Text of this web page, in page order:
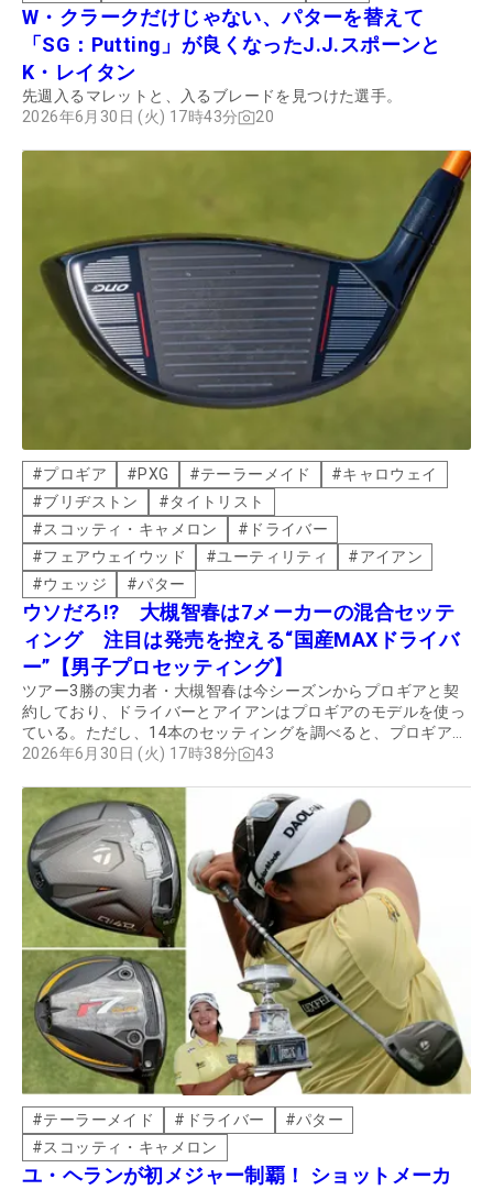
W・クラークだけじゃない、パターを替えて
「SG：Putting」が良くなったJ.J.スポーンと
K・レイタン
先週入るマレットと、入るブレードを見つけた選手。
2026年6月30日 (火) 17時43分
20
#プロギア #PXG #テーラーメイド #キャロウェイ
#ブリヂストン #タイトリスト
#スコッティ・キャメロン # ドライバー
#フェアウェイウッド #ユーティリティ #アイアン
#ウェッジ #パター
ウソだろ!? 大槻智春は7メーカーの混合セッテ
ィング 注目は発売を控える“国産MAXドライバ
ー”【男子プロセッティング】
ツアー3勝の実力者・大槻智春は今シーズンからプロギアと契
約しており、ドライバーとアイアンはプロギアのモデルを使っ
ている。ただし、14本のセッティングを調べると、プロギアを
含めた7メーカーが混在。そのセッティングについてクラブフ
2026年6月30日 (火) 17時38分 43
#テーラーメイド # ドライバー #パター
#スコッティ・キャメロン
ユ・ヘランが初メジャー制覇！ ショットメーカ